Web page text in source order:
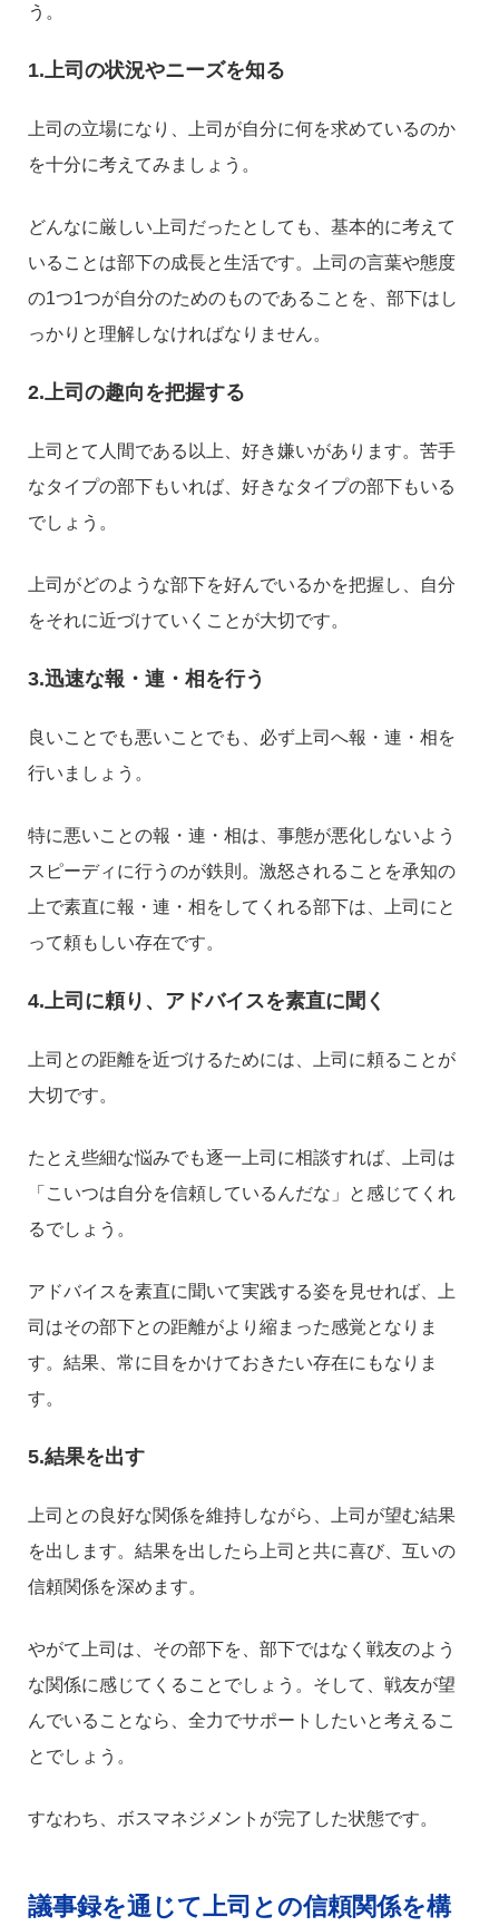
う。
1.上司の状況やニーズを知る
上司の立場になり、上司が自分に何を求めているのか
を十分に考えてみましょう。
どんなに厳しい上司だったとしても、基本的に考えて
いることは部下の成長と生活です。上司の言葉や態度
の1つ1つが自分のためのものであることを、部下はし
っかりと理解しなければなりません。
2.上司の趣向を把握する
上司とて人間である以上、好き嫌いがあります。苦手
なタイプの部下もいれば、好きなタイプの部下もいる
でしょう。
上司がどのような部下を好んでいるかを把握し、自分
をそれに近づけていくことが大切です。
3.迅速な報・連・相を行う
良いことでも悪いことでも、必ず上司へ報・連・相を
行いましょう。
特に悪いことの報・連・相は、事態が悪化しないよう
スピーディに行うのが鉄則。激怒されることを承知の
上で素直に報・連・相をしてくれる部下は、上司にと
って頼もしい存在です。
4.上司に頼り、アドバイスを素直に聞く
上司との距離を近づけるためには、上司に頼ることが
大切です。
たとえ些細な悩みでも逐一上司に相談すれば、上司は
「こいつは自分を信頼しているんだな」と感じてくれ
るでしょう。
アドバイスを素直に聞いて実践する姿を見せれば、上
司はその部下との距離がより縮まった感覚となりま
す。結果、常に目をかけておきたい存在にもなりま
す。
5.結果を出す
上司との良好な関係を維持しながら、上司が望む結果
を出します。結果を出したら上司と共に喜び、互いの
信頼関係を深めます。
やがて上司は、その部下を、部下ではなく戦友のよう
な関係に感じてくることでしょう。そして、戦友が望
んでいることなら、全力でサポートしたいと考えるこ
とでしょう。
すなわち、ボスマネジメントが完了した状態です。
議事録を通じて上司との信頼関係を構